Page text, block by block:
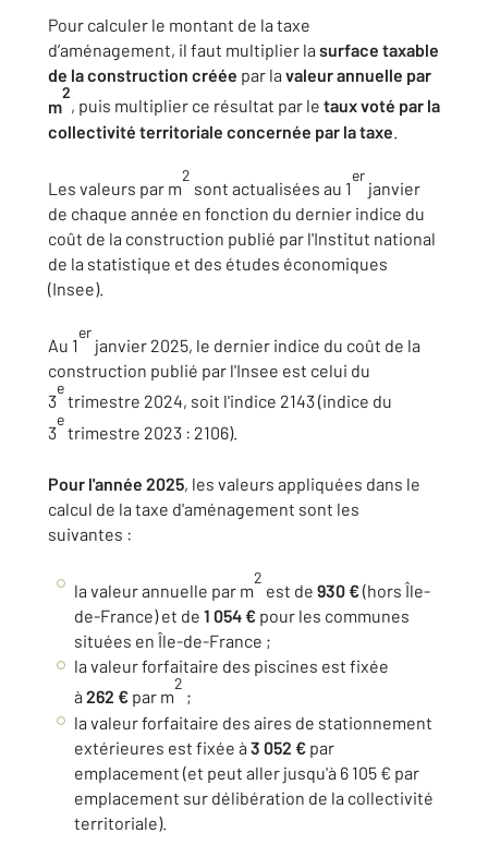
Pour calculer le montant de la taxe
d’aménagement, il faut multiplier la surface taxable
de la construction créée par la valeur annuelle par
m
2
, puis multiplier ce résultat par le taux voté par la
collectivité territoriale concernée par la taxe
Les valeurs par m
2
sont actualisées au 1
er
janvier
de chaque année en fonction du dernier indice du
coût de la construction publié par l'Institut national
de la statistique et des études économiques
(Insee).
Au 1
er
janvier 2025, le dernier indice du coût de la
construction publié par l'Insee est celui du
3
e
trimestre 2024, soit l'indice 2143 (indice du
3
e
trimestre 2023 : 2106).
Pour l'année 2025, les valeurs appliquées dans le
calcul de la taxe d'aménagement sont les
suivantes :
la valeur annuelle par m
2
est de 930 €(hors Île-
de-France) et de 1 054 € pour les communes
situées en Île-de-France ;
la valeur forfaitaire des piscines est fixée
à 262 € par m
2
;
la valeur forfaitaire des aires de stationnement
extérieures est fixée à 3 052 € par
emplacement (et peut aller jusqu'à 6 105 € par
emplacement sur délibération de la collectivité
territoriale).